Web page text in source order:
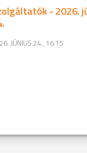
- 2026.
JÚNIUS 24., 16:15